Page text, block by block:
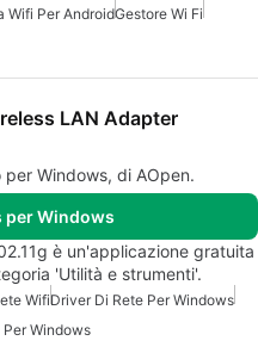
Wifi Per AndroidGestore Wi Fi
LAN Adapter
Windows, di AOpen.
per Windows
è un'applicazione gratuita
'Utilità e strumenti'.
WifiDriver Di Rete Per Windows
Windows